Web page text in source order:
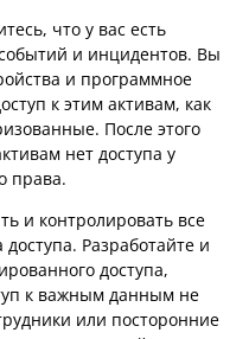
что у вас есть
и инцидентов. Вы
и программное
к этим активам, как
После этого
нет доступа у
права.
и контролировать все
Разработайте и
доступа,
к важным данным не
или посторонние